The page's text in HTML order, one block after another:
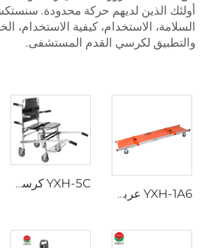
أولئك الذين لديهم حركة محدودة.
السلامة، الاستخدام، كيفية الاستخدام،
والتطبيق لكرسي القدم المستشفى.
YXH-1A6 عربة إسعاف بأربع عجلات لنقل المرضى
YXH-5C كرسي بعجلات احترافي رباعية للمergency